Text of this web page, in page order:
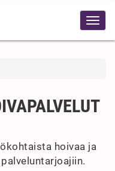
hoivaa ja